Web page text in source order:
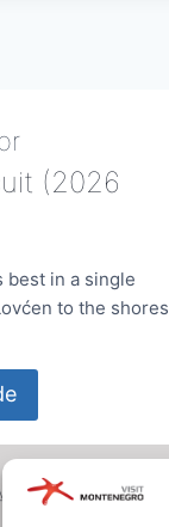
(2026
best in a single
to the shores